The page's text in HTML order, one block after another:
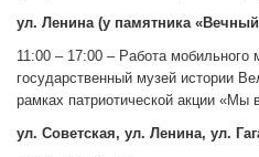
ул. Ленина (у памятника «Вечный
11:00 – 17:00 – Работа мобильного
государственный музей истории
рамках патриотической акции «Мы
ул. Советская, ул. Ленина, ул.